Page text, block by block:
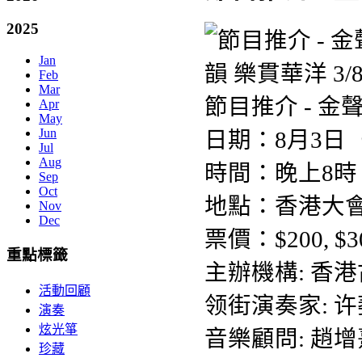
節目推介 - 金
日期：8月3日
時間：晚上8時
地點：香港大
票價：$200,
主辦機構: 香
领街演奏家:
音樂顧問: 趙
2025
Jan
Feb
Mar
Apr
May
Jun
Jul
Aug
Sep
Oct
Nov
Dec
重點標籤
活動回顧
演奏
炫光箏
珍藏